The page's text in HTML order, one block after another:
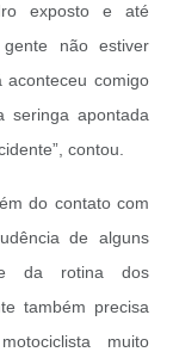
exposto e até
não estiver
comigo
apontada
contou.
do contato com
de alguns
da rotina dos
também precisa
muito